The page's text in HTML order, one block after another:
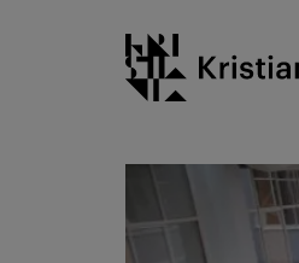
Kristiania logo